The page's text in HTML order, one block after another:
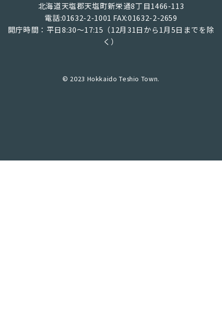
北海道天塩郡天塩町新栄通8丁目1466-113
電話:01632-2-1001 FAX:01632-2-2659
開庁時間：平日8:30～17:15（12月31日から1月5日までを除
く）
© 2023 Hokkaido Teshio Town.